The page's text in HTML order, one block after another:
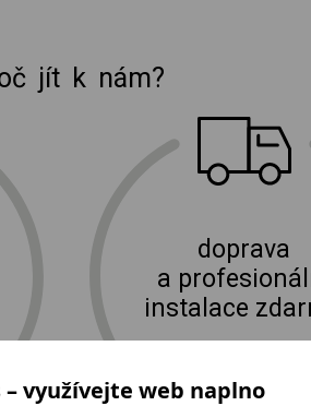
jít k nám?
doprava
a
instalace
Burian
využívejte web naplno